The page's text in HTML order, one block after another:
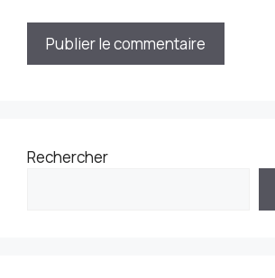
Rechercher